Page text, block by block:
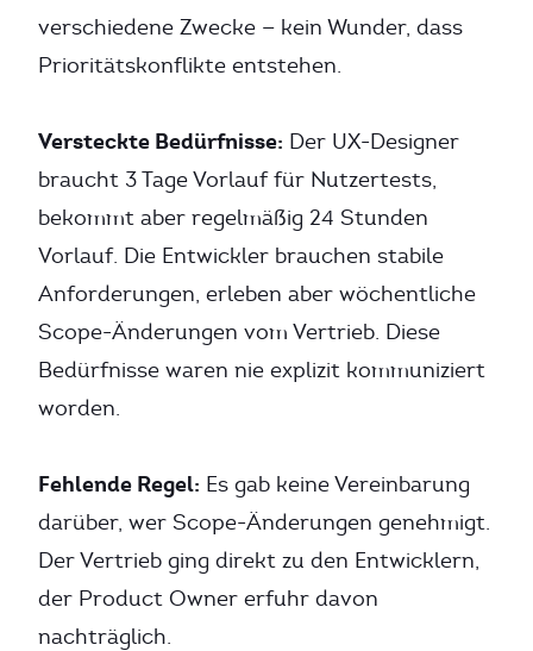
verschiedene Zwecke — kein Wunder, dass
Prioritätskonflikte entstehen.
Versteckte Bedürfnisse: Der UX-Designer
braucht 3 Tage Vorlauf für Nutzertests,
bekommt aber regelmäßig 24 Stunden
Vorlauf. Die Entwickler brauchen stabile
Anforderungen, erleben aber wöchentliche
Scope-Änderungen vom Vertrieb. Diese
Bedürfnisse waren nie explizit kommuniziert
worden.
Fehlende Regel: Es gab keine Vereinbarung
darüber, wer Scope-Änderungen genehmigt.
Der Vertrieb ging direkt zu den Entwicklern,
der Product Owner erfuhr davon
nachträglich.